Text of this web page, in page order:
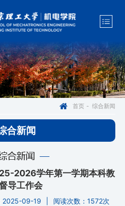
首页 - 综合新闻
合新闻
合新闻
2026学年第一学期本科教
导工作会
2025-09-19 阅读次数： 1572次